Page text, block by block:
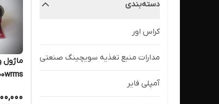
دسته‌بندی
کراس اور
مدارات منبع تغذیه سویچینگ صنعتی
آمپلی فایر
ماژول